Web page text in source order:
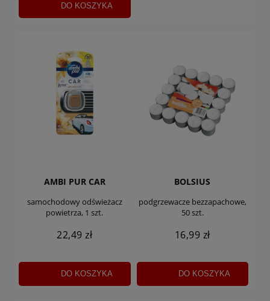
DO KOSZYKA
AMBI PUR CAR
samochodowy odświeżacz
powietrza, 1 szt.
22,49 zł
DO KOSZYKA
BOLSIUS
podgrzewacze bezzapachowe,
50 szt.
16,99 zł
DO KOSZYKA